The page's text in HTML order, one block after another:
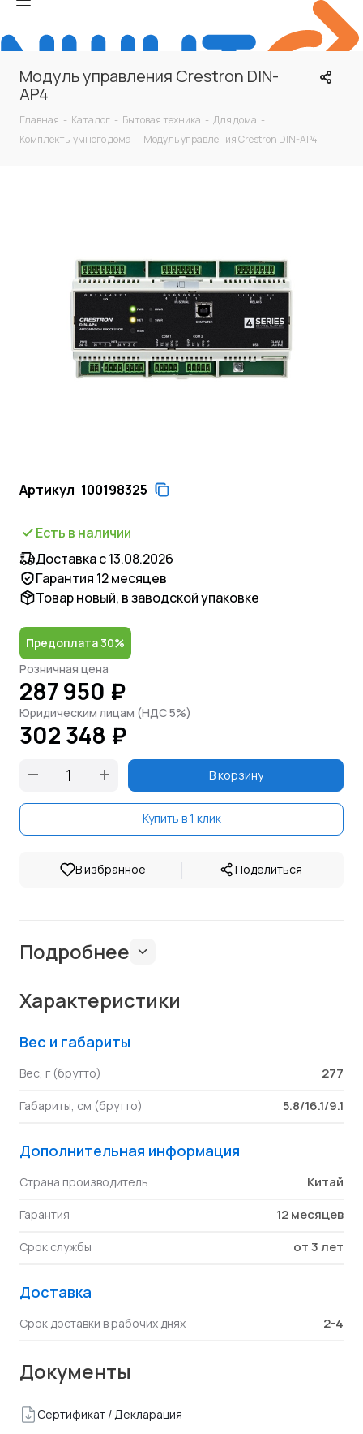
Модуль управления Crestron DIN-
AP4
Главная - Каталог - Бытовая техника - Для дома -
Комплекты умного дома - Модуль управления Crestron DIN-AP4
Артикул 100198325
Есть в наличии
Доставка с 13.08.2026
Гарантия 12 месяцев
Товар новый, в заводской упаковке
Предоплата 30%
Розничная цена
287 950 ₽
Юридическим лицам (НДС 5%)
302 348 ₽
В корзину
Купить в 1 клик
В избранное | Поделиться
Подробнее
Характеристики
Вес и габариты
Вес, г (брутто) 277
Габариты, см (брутто) 5.8/16.1/9.1
Дополнительная информация
Страна производитель Китай
Гарантия 12 месяцев
Срок службы от 3 лет
Доставка
Срок доставки в рабочих днях 2-4
Документы
Сертификат / Декларация